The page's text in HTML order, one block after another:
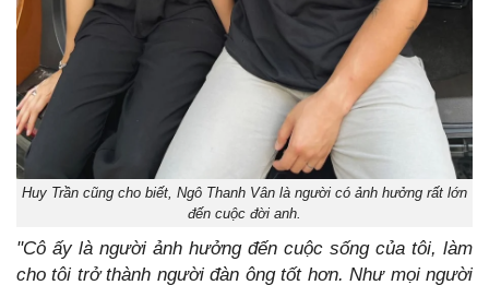
Huy Trần cũng cho biết, Ngô Thanh Vân là người có ảnh hưởng rất lớn
đến cuộc đời anh.
"Cô ấy là người ảnh hưởng đến cuộc sống của tôi, làm
cho tôi trở thành người đàn ông tốt hơn. Như mọi người